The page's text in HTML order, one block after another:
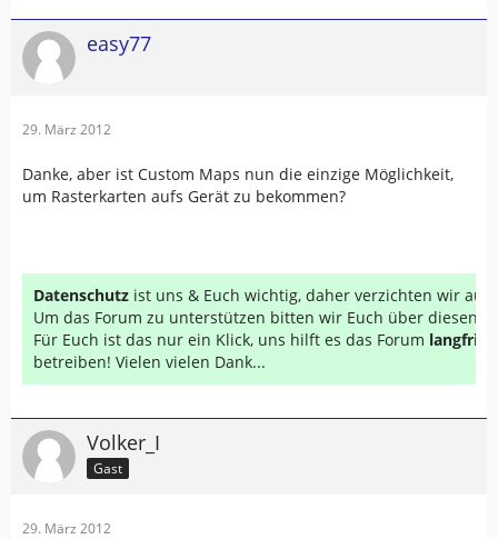
easy77
29. März 2012
Danke, aber ist Custom Maps nun die einzige Möglichkeit,
um Rasterkarten aufs Gerät zu bekommen?
Datenschutz ist uns & Euch wichtig, daher verzichten wir auf
Um das Forum zu unterstützen bitten wir Euch über diesen
Für Euch ist das nur ein Klick, uns hilft es das Forum
betreiben! Vielen vielen Dank...
Volker_I
Gast
29. März 2012